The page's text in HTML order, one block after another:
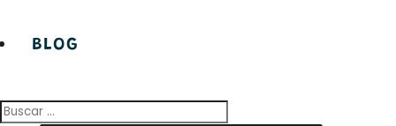
BLOG